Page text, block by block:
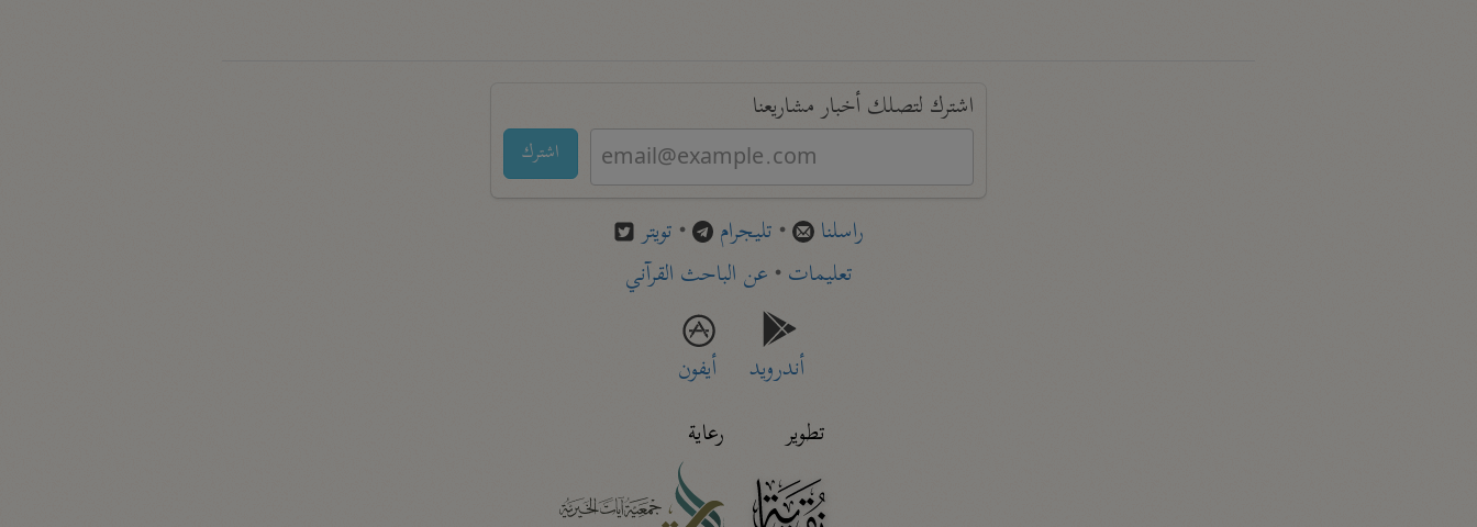
اشترك لتصلك أخبار مشاريعنا
اشترك
راسلنا • تليجرام • تويتر
تعليمات• عن الباحث القرآني
أندرويد
أيفون
تطوير
رعاية